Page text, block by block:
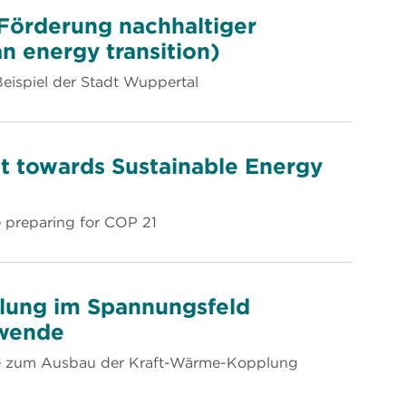
nachhaltiger
energy transition)
der Stadt Wuppertal
towards Sustainable Energy
for COP 21
im Spannungsfeld
Ausbau der Kraft-Wärme-Kopplung